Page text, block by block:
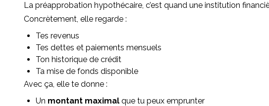
La préapprobation hypothécaire, c’est quand une institution
Concrètement, elle regarde :
Tes revenus
Tes dettes et paiements mensuels
Ton historique de crédit
Ta mise de fonds disponible
Avec ça, elle te donne :
Un montant maximal que tu peux emprunter